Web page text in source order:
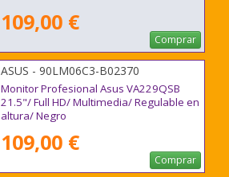
109,00 €
Comprar
ASUS - 90LM06C3-B02370
Monitor Profesional Asus VA229QSB
21.5"/ Full HD/ Multimedia/ Regulable en
altura/ Negro
109,00 €
Comprar